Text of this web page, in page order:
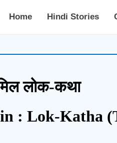
Home Hindi Stories
लोक-कथा
: Lok-Katha